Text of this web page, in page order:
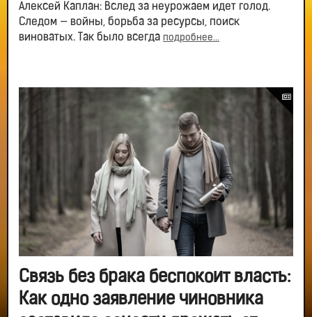
Алексей Каплан: Вслед за неурожаем идет голод.
Следом — войны, борьба за ресурсы, поиск
виноватых. Так было всегда подробнее...
Связь без брака беспокоит власть:
Как одно заявление чиновника